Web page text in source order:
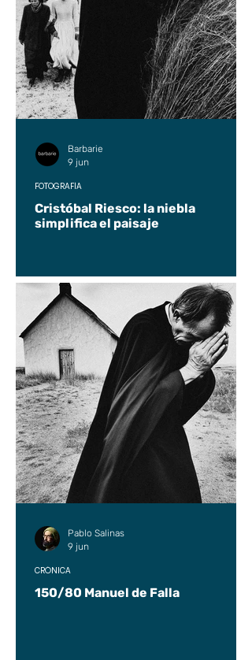
Cristóbal Riesco: la niebla
simplifica el paisaje
FOTOGRAFÍA
Barbarie
9 jun
150/80 Manuel de Falla
CRÓNICA
Pablo Salinas
9 jun